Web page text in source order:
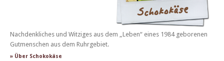
Nachdenkliches und Witziges aus dem „Leben“ eines 1984 geborenen
Gutmenschen aus dem Ruhrgebiet.
» Über Schokokäse